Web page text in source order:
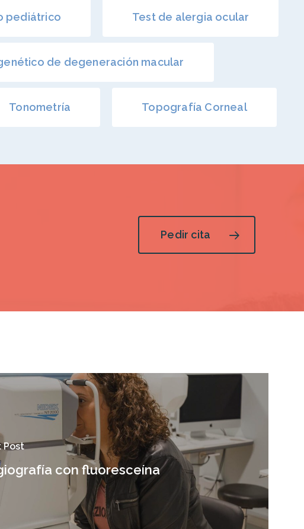
pediátrico Test de alergia ocular
de degeneración macular
Tonometría Topografía Corneal
Pedir cita
Post
con fluoresceína